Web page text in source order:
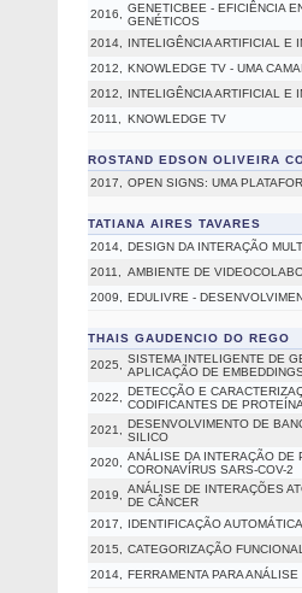
2016,
GENETICBEE - EFICIÊNCIA
GENÉTICOS
2014,
INTELIGÊNCIA ARTIFICIAL E
2012,
KNOWLEDGE TV - UMA
2012,
INTELIGÊNCIA ARTIFICIAL E
2011,
KNOWLEDGE TV
ROSTAND EDSON OLIVEIRA
2017,
OPEN SIGNS: UMA
TATIANA AIRES TAVARES
2014,
DESIGN DA INTERAÇÃO
2011,
AMBIENTE DE
2009,
EDULIVRE -
THAIS GAUDENCIO DO REGO
2025,
SISTEMA INTELIGENTE DE
APLICAÇÃO DE
2022,
DETECÇÃO E
CODIFICANTES DE
2021,
DESENVOLVIMENTO DE
SILICO
2020,
ANÁLISE DA INTERAÇÃO DE
CORONAVÍRUS SARS-COV-2
2019,
ANÁLISE DE INTERAÇÕES
DE CÂNCER
2017,
IDENTIFICAÇÃO
2015,
CATEGORIZAÇÃO
2014,
FERRAMENTA PARA